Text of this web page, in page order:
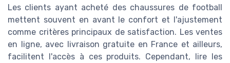
Les clients ayant acheté des chaussures de football
mettent souvent en avant le confort et l'ajustement
comme critères principaux de satisfaction. Les ventes
en ligne, avec livraison gratuite en France et ailleurs,
facilitent l'accès à ces produits. Cependant, lire les